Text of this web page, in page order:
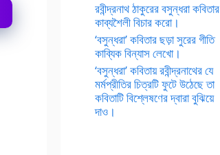
রবীন্দ্রনাথ ঠাকুরের বসুন্ধরা কবিতার
কাব্যশৈলী বিচার করো।
‘বসুন্ধরা’ কবিতার ছড়া সুরের গীতি
কাব্যিক বিন্যাস লেখো।
‘বসুন্ধরা’ কবিতায় রবীন্দ্রনাথের যে
মর্মপ্রীতির চিত্রটি ফুটে উঠেছে তা
কবিতাটি বিশ্লেষণের দ্বারা বুঝিয়ে
দাও।